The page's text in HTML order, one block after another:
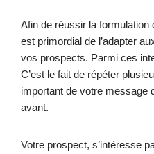
Afin de réussir la
est primordial de l’adapter
vos prospects. Parmi ces
C’est le fait de répéter
important de votre message
avant.
Votre prospect, s’intéresse